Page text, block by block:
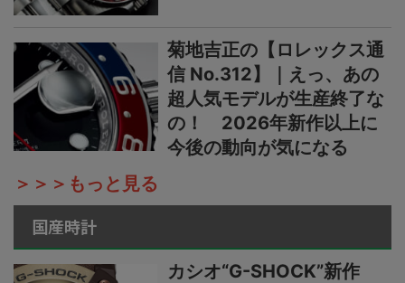
菊地吉正の【ロレックス通
信 No.312】｜えっ、あの
超人気モデルが生産終了な
の！ 2026年新作以上に
今後の動向が気になる
＞＞＞もっと見る
国産時計
カシオ“G-SHOCK”新作